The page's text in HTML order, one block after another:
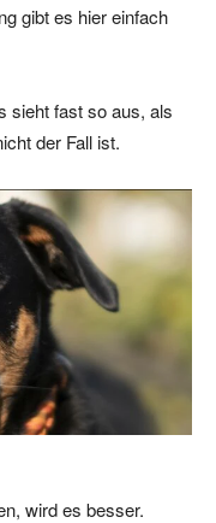
gibt es hier einfach
sieht fast so aus, als
der Fall ist.
wird es besser.